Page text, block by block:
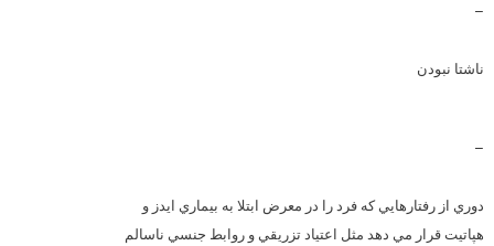
–
ناشتا نبودن
–
دوري از رفتارهايي كه فرد را در معرض ابتلا به بيماري ايدز و
هپاتيت قرار مي دهد مثل اعتياد تزريقي و روابط جنسي ناسالم